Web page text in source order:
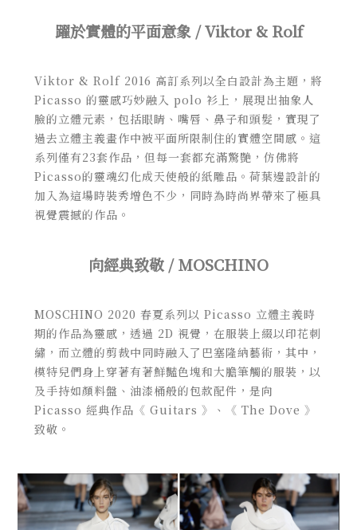
躍於實體的平面意象 / Viktor & Rolf
Viktor & Rolf 2016 高訂系列以全白設計為主題，將
Picasso 的靈感巧妙融入 polo 衫上，展現出抽象人
臉的立體元素，包括眼睛、嘴唇、鼻子和頭髮，實現了
過去立體主義畫作中被平面所限制住的實體空間感。這
系列僅有23套作品，但每一套都充滿驚艷，仿佛將
Picasso的靈魂幻化成天使般的紙雕品。荷葉邊設計的
加入為這場時裝秀增色不少，同時為時尚界帶來了極具
視覺震撼的作品。
向經典致敬 / MOSCHINO
MOSCHINO 2020 春夏系列以 Picasso 立體主義時
期的作品為靈感，透過 2D 視覺，在服裝上綴以印花刺
繡，而立體的剪裁中同時融入了巴塞隆納藝術，其中，
模特兒們身上穿著有著鮮豔色塊和大膽筆觸的服裝，以
及手持如顏料盤、油漆桶般的包款配件，是向
Picasso 經典作品《 Guitars 》、《 The Dove 》
致敬。